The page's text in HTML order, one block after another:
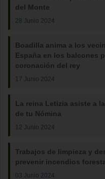
del Monte
28 Junio 2024
Boadilla anima a los
España en los balcones
coronación del rey
17 Junio 2024
La reina Letizia asiste a
de tu Nómina
12 Junio 2024
Trabajos de limpieza y
prevenir incendios
03 Junio 2024